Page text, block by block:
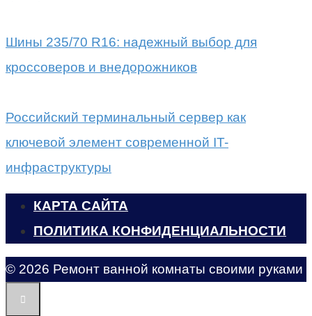
Шины 235/70 R16: надежный выбор для
кроссоверов и внедорожников
Российский терминальный сервер как
ключевой элемент современной IT-
инфраструктуры
КАРТА САЙТА
ПОЛИТИКА КОНФИДЕНЦИАЛЬНОСТИ
© 2026 Ремонт ванной комнаты своими руками